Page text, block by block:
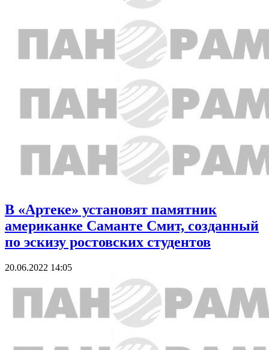
В «Артеке» установят памятник
американке Саманте Смит, созданный
по эскизу ростовских студентов
20.06.2022 14:05